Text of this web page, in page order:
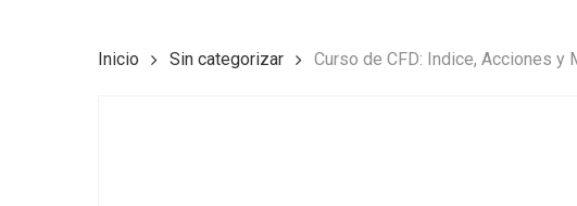
Inicio Sin categorizar Curso de CFD: Indice, Acciones y